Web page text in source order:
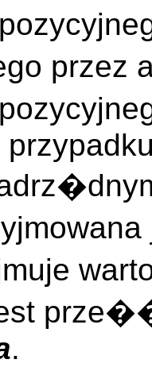
przez
.